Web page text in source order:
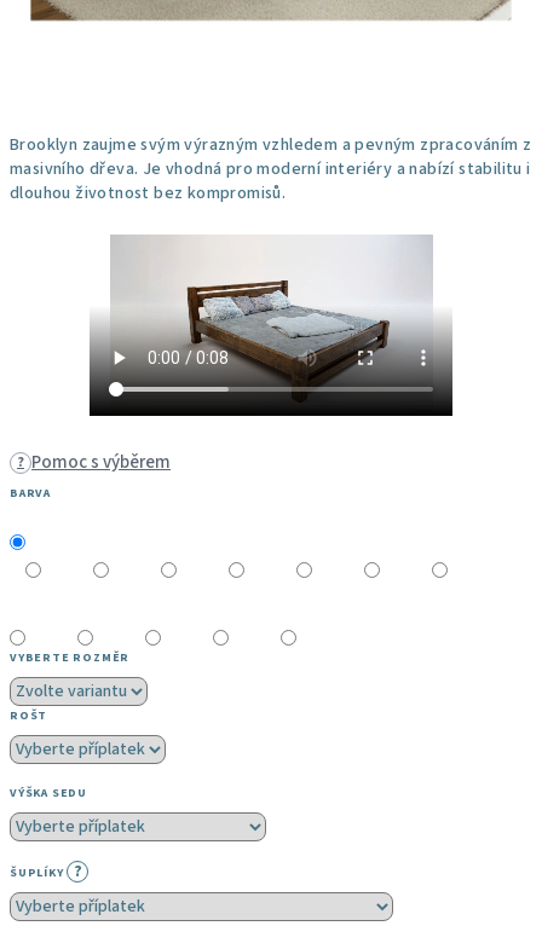
Brooklyn zaujme svým výrazným vzhledem a pevným zpracováním z
masivního dřeva. Je vhodná pro moderní interiéry a nabízí stabilitu i
dlouhou životnost bez kompromisů.
? Pomoc s výběrem
BARVA
VYBERTE ROZMĚR
ROŠT
VÝŠKA SEDU
ŠUPLÍKY ?